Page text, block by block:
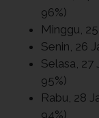
96%)
Minggu,
Senin, 26
Selasa, 27
95%)
Rabu, 28
94%)